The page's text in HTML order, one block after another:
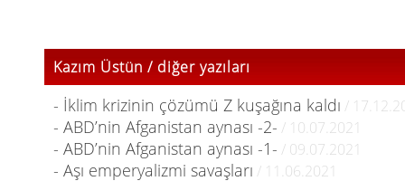
Kazım Üstün / diğer yazıları
- İklim krizinin çözümü Z kuşağına kaldı /
- ABD’nin Afganistan aynası -2- / 10.07.2021
- ABD’nin Afganistan aynası -1- / 09.07.2021
- Aşı emperyalizmi savaşları / 11.06.2021